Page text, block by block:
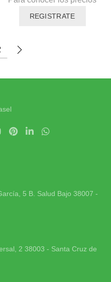
REGISTRATE
5 B. Salud Bajo 38007 -
2 38003 - Santa Cruz de